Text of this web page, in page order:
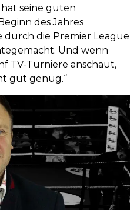
seine guten
des Jahres
durch die Premier League
Und wenn
TV-Turniere anschaut,
gut genug.“